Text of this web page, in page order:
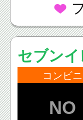
セブン
コンビニ